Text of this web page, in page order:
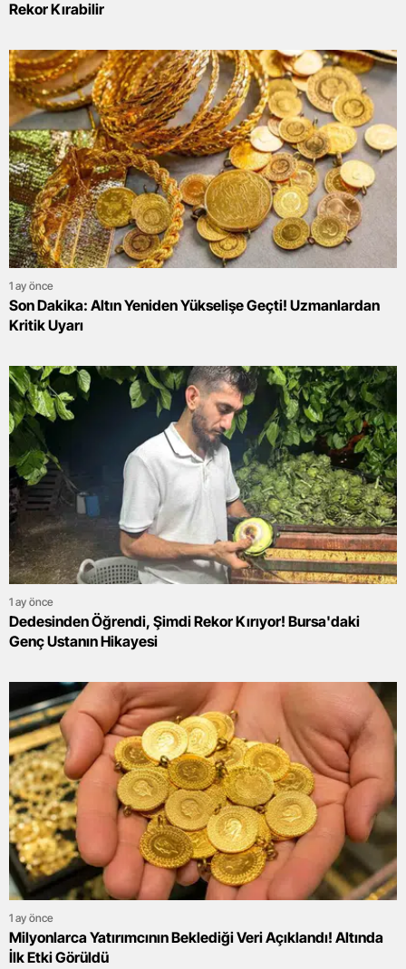
Rekor Kırabilir
1 ay önce
Son Dakika: Altın Yeniden Yükselişe Geçti! Uzmanlardan
Kritik Uyarı
1 ay önce
Dedesinden Öğrendi, Şimdi Rekor Kırıyor! Bursa'daki
Genç Ustanın Hikayesi
1 ay önce
Milyonlarca Yatırımcının Beklediği Veri Açıklandı! Altında
İlk Etki Görüldü